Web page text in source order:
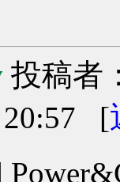
投稿者
20:57 [